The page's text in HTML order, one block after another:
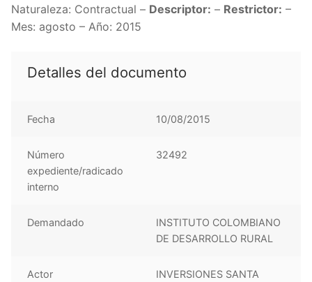
Naturaleza: Contractual – Descriptor: – Restrictor: –
Mes: agosto – Año: 2015
Detalles del documento
Fecha 10/08/2015
Número
expediente/radicado
interno
32492
Demandado
INSTITUTO COLOMBIANO
DE DESARROLLO RURAL
Actor
INVERSIONES SANTA